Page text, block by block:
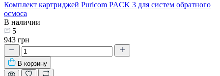
Комплект картриджей Puricom PACK 3 для систем обратного
осмоса
В наличии
5
943 грн
В корзину